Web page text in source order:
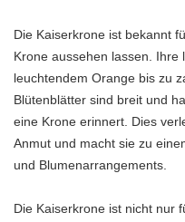
Die Kaiserkrone ist bekannt
Krone aussehen lassen.
leuchtendem Orange bis zu
Blütenblätter sind breit und
eine Krone erinnert. Dies
Anmut und macht sie zu
und Blumenarrangements.
Die Kaiserkrone ist nicht nur